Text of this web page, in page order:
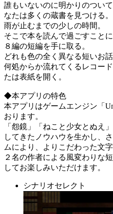
誰もいないのに明かりのつい
なたは多くの蔵書を見つける。
雨が止むまでの少しの時間。
そこで本を読んで過ごすこと
８編の短編を手に取る。
どれも色の全く異なる短いお話
何処からか流れてくるレコー
たは表紙を開く。
◆本アプリの特色
本アプリはゲームエンジン「
おります。
「怨鏡」「ねこと少女とぬえ
してきたノウハウを生かし、
ムにより、よりこだわった文
２名の作者による風変わりな
してお楽しみいただけます。
シナリオセレクト